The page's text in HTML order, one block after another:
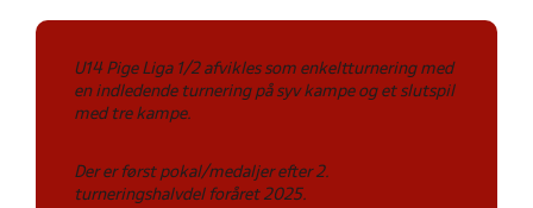
U14 Pige Liga 1/2 afvikles som enkeltturnering med
en indledende turnering på syv kampe og et slutspil
med tre kampe.
Der er først pokal/medaljer efter 2.
turneringshalvdel foråret 2025.